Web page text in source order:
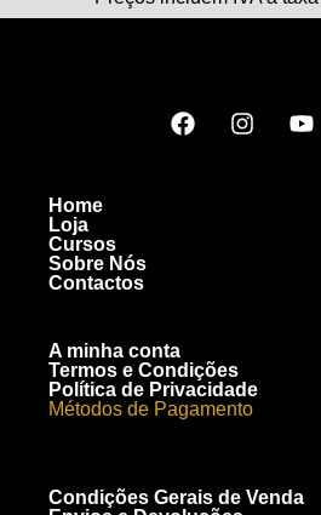
Home
Loja
Cursos
Sobre Nós
Contactos
A minha conta
Termos e Condições
Política de Privacidade
Métodos de Pagamento
Condições Gerais de Venda